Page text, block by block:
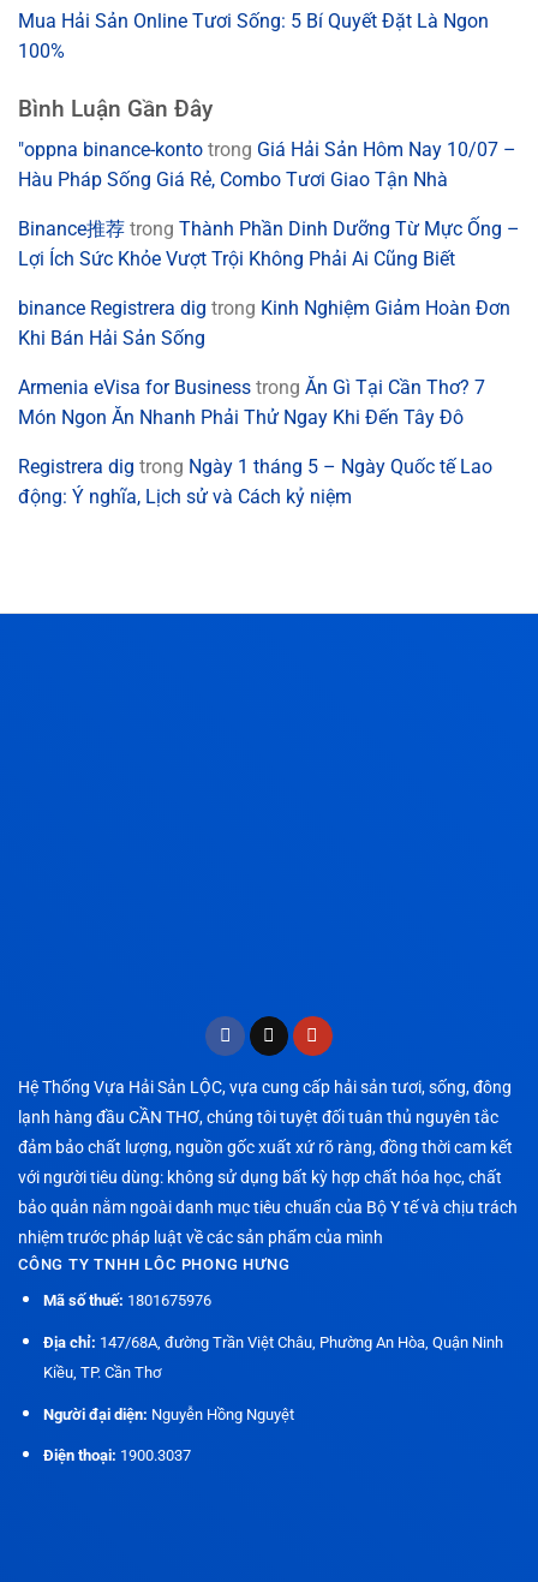
Mua Hải Sản Online Tươi Sống: 5 Bí Quyết Đặt Là Ngon
100%
Bình Luận Gần Đây
"oppna binance-konto trong Giá Hải Sản Hôm Nay 10/07 –
Hàu Pháp Sống Giá Rẻ, Combo Tươi Giao Tận Nhà
Binance推荐 trong Thành Phần Dinh Dưỡng Từ Mực Ống –
Lợi Ích Sức Khỏe Vượt Trội Không Phải Ai Cũng Biết
binance Registrera dig trong Kinh Nghiệm Giảm Hoàn Đơn
Khi Bán Hải Sản Sống
Armenia eVisa for Business trong Ăn Gì Tại Cần Thơ? 7
Món Ngon Ăn Nhanh Phải Thử Ngay Khi Đến Tây Đô
Registrera dig trong Ngày 1 tháng 5 – Ngày Quốc tế Lao
động: Ý nghĩa, Lịch sử và Cách kỷ niệm
Hệ Thống Vựa Hải Sản LỘC, vựa cung cấp hải sản tươi, sống, đông
lạnh hàng đầu CẦN THƠ, chúng tôi tuyệt đối tuân thủ nguyên tắc
đảm bảo chất lượng, nguồn gốc xuất xứ rõ ràng, đồng thời cam kết
với người tiêu dùng: không sử dụng bất kỳ hợp chất hóa học, chất
bảo quản nằm ngoài danh mục tiêu chuẩn của Bộ Y tế và chịu trách
nhiệm trước pháp luật về các sản phẩm của mình
CÔNG TY TNHH LÔC PHONG HƯNG
Mã số thuế: 1801675976
Địa chỉ: 147/68A, đường Trần Việt Châu, Phường An Hòa, Quận Ninh
Kiều, TP. Cần Thơ
Người đại diện: Nguyễn Hồng Nguyệt
Điện thoại: 1900.3037